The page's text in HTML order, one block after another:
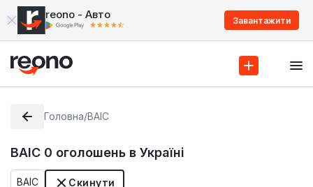
reono - Авто Завантажити
Головна/BAIC
BAIC 0 оголошень в Україні
BAIC Скинути